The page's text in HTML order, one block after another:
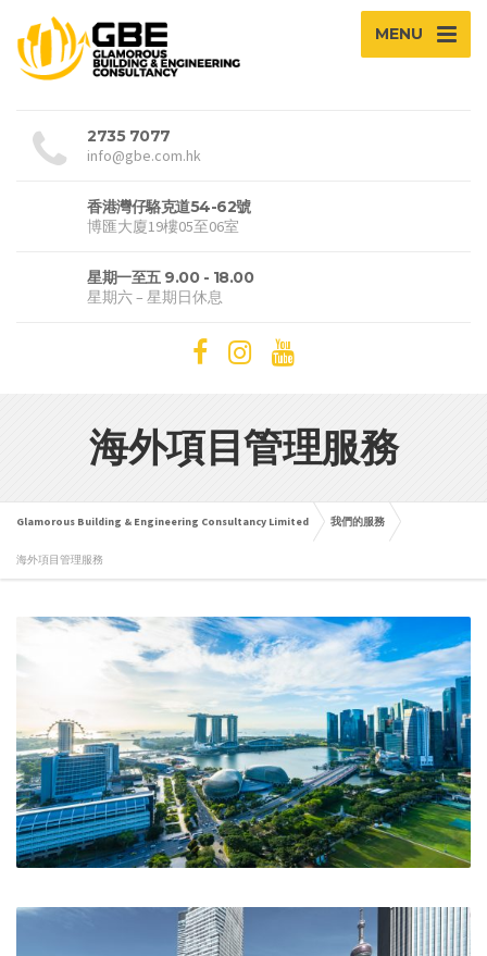
MENU
2735 7077
info@gbe.com.hk
香港灣仔駱克道54-62號
博匯大廈19樓05至06室
星期一至五 9.00 - 18.00
星期六 – 星期日休息
海外項目管理服務
Glamorous Building & Engineering Consultancy Limited 我們的服務
海外項目管理服務